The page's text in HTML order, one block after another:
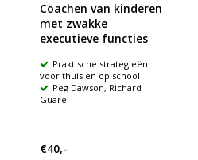
Coachen van kinderen
met zwakke
executieve functies
Praktische strategieën
voor thuis en op school
Peg Dawson, Richard
Guare
€40,-